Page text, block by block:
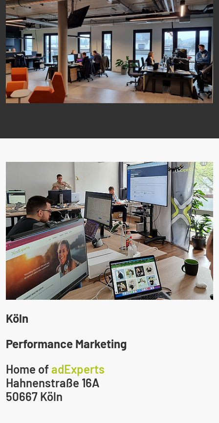
Köln
Performance Marketing
Home ofadExperts
Hahnenstraße 16A
50667 Köln